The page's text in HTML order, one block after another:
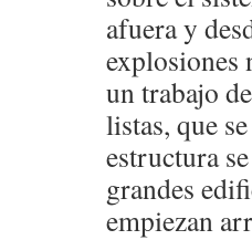
afuera y
explosiones
un trabajo
listas, que
estructura
grandes
empiezan